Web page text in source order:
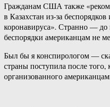
Гражданам США также
в Казахстан из-за
коронавируса». Странно —
беспорядки американцам не
Был бы я конспирологом —
страны поступила после
организованного